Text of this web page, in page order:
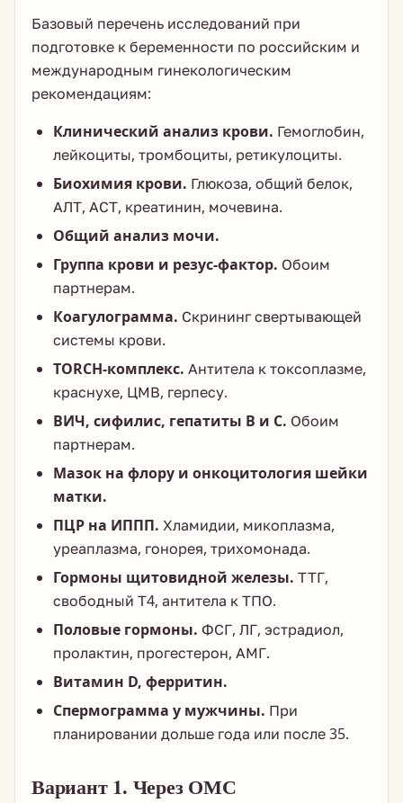
Базовый перечень исследований при
подготовке к беременности по российским и
международным гинекологическим
рекомендациям:
Клинический анализ крови. Гемоглобин,
лейкоциты, тромбоциты, ретикулоциты.
Биохимия крови. Глюкоза, общий белок,
АЛТ, АСТ, креатинин, мочевина.
Общий анализ мочи.
Группа крови и резус-фактор. Обоим
партнерам.
Коагулограмма. Скрининг свертывающей
системы крови.
TORCH-комплекс. Антитела к токсоплазме,
краснухе, ЦМВ, герпесу.
ВИЧ, сифилис, гепатиты B и C. Обоим
партнерам.
Мазок на флору и онкоцитология шейки
матки.
ПЦР на ИППП. Хламидии, микоплазма,
уреаплазма, гонорея, трихомонада.
Гормоны щитовидной железы. ТТГ,
свободный Т4, антитела к ТПО.
Половые гормоны. ФСГ, ЛГ, эстрадиол,
пролактин, прогестерон, АМГ.
Витамин D, ферритин.
Спермограмма у мужчины. При
планировании дольше года или после 35.
Вариант 1. Через ОМС